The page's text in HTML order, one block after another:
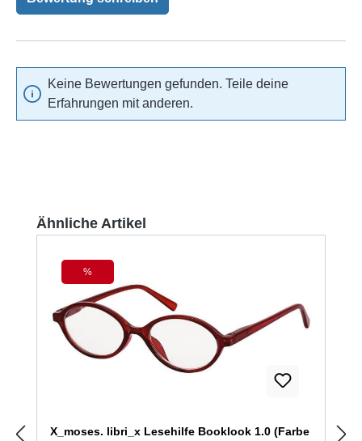
Keine Bewertungen gefunden. Teile deine
Erfahrungen mit anderen.
Produktgalerie überspringen
Ähnliche Artikel
Rabatt
%
X_moses. libri_x Lesehilfe Booklook 1.0 (Farbe